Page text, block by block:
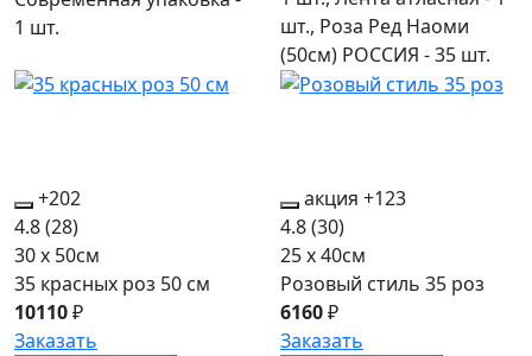
1 шт.
шт., Роза Ред Наоми
(50см) РОССИЯ - 35 шт.
+202
4.8(28)
30 x 50см
35 красных роз 50 см
10110₽
Заказать
акция +123
4.8(30)
25 x 40см
Розовый стиль 35 роз
6160₽
Заказать